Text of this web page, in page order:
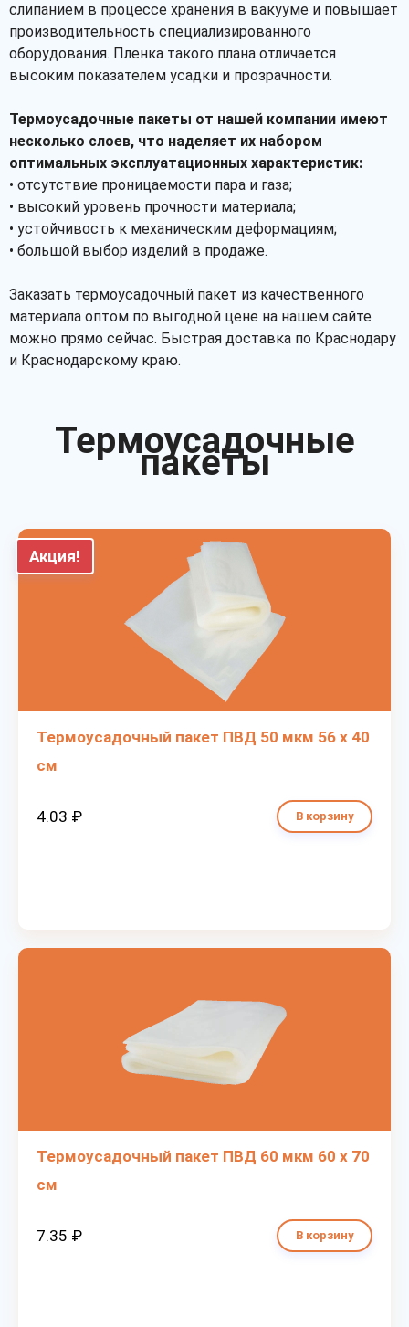
слипанием в процессе хранения в вакууме и повышает
производительность специализированного
оборудования. Пленка такого плана отличается
высоким показателем усадки и прозрачности.
Термоусадочные пакеты от нашей компании имеют
несколько слоев, что наделяет их набором
оптимальных эксплуатационных характеристик:
• отсутствие проницаемости пара и газа;
• высокий уровень прочности материала;
• устойчивость к механическим деформациям;
• большой выбор изделий в продаже.
Заказать термоусадочный пакет из качественного
материала оптом по выгодной цене на нашем сайте
можно прямо сейчас. Быстрая доставка по Краснодару
и Краснодарскому краю.
Термоусадочные
пакеты
Акция!
Термоусадочный пакет ПВД 50 мкм 56 х 40
см
4.03 ₽ В корзину
Термоусадочный пакет ПВД 60 мкм 60 х 70
см
7.35 ₽ В корзину